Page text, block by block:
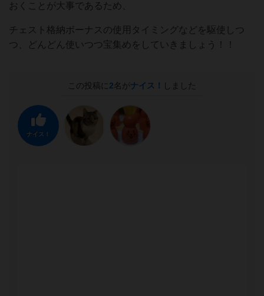
おくことが大事であるため、
チェスト格納ボーナスの使用タイミングなどを駆使しつ
つ、どんどん使いつつ宝集めをしていきましょう！！
この投稿に 2名がナイス！ しました
ナイス！